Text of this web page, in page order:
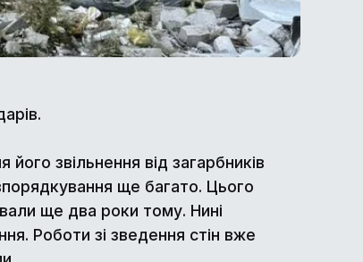
звільнення від загарбників
ще багато. Цього
ще два роки тому. Нині
Роботи зі зведення стін вже